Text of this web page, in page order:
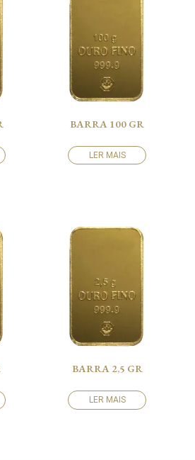
BARRA 100 GR
LER MAIS
BARRA 2,5 GR
LER MAIS